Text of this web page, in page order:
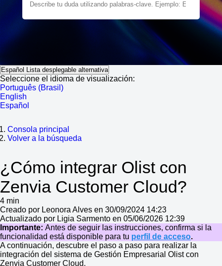
Español Lista desplegable alternativa
Seleccione el idioma de visualización:
Português (Brasil)
English
Español
Consola principal
Volver a la búsqueda
¿Cómo integrar Olist con
Zenvia Customer Cloud?
4 min
Creado por Leonora Alves en 30/09/2024 14:23
Actualizado por Ligia Sarmento en 05/06/2026 12:39
Importante: Antes de seguir las instrucciones, confirma si la
funcionalidad está disponible para tu perfil de acceso.
A continuación, descubre el paso a paso para realizar la
integración del sistema de Gestión Empresarial Olist con
Zenvia Customer Cloud.